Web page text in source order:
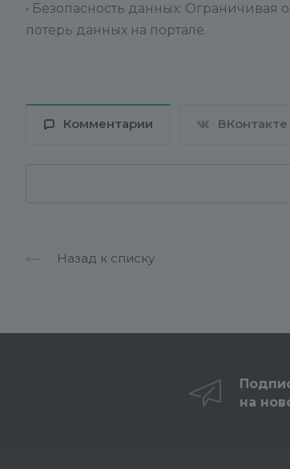
• Безопасность данных:
потерь данных на портале.
Комментарии ВКонтакте
Назад к списку
на